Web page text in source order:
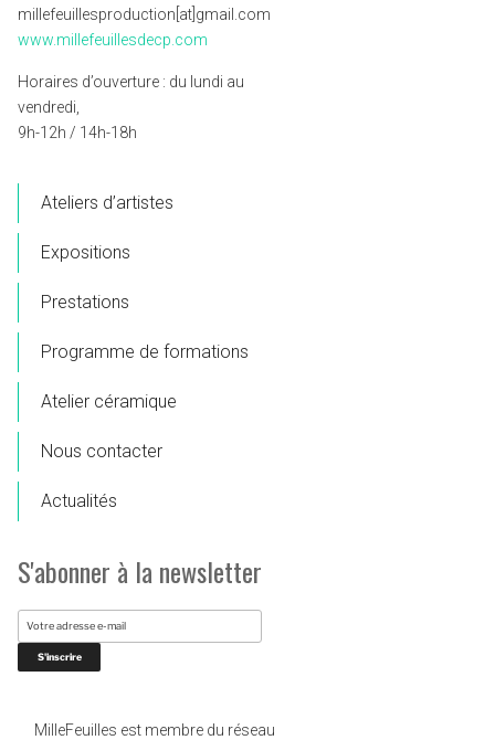
millefeuillesproduction[at]gmail.com
www.millefeuillesdecp.com
Horaires d’ouverture : du lundi au
vendredi,
9h-12h / 14h-18h
Ateliers d’artistes
Expositions
Prestations
Programme de formations
Atelier céramique
Nous contacter
Actualités
S'abonner à la newsletter
MilleFeuilles est membre du réseau